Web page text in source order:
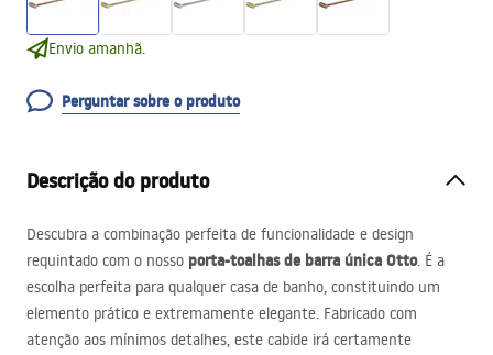
Envio amanhã.
Perguntar sobre o produto
Descrição do produto
Descubra a combinação perfeita de funcionalidade e design
requintado com o nosso porta-toalhas de barra única Otto. É a
escolha perfeita para qualquer casa de banho, constituindo um
elemento prático e extremamente elegante. Fabricado com
atenção aos mínimos detalhes, este cabide irá certamente